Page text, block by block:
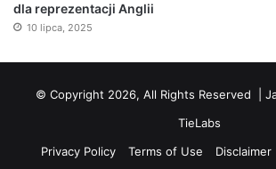
dla reprezentacji Anglii
10 lipca, 2025
© Copyright 2026, All Rights Reserved |
TieLabs
Privacy Policy
Terms of Use Disclaimer